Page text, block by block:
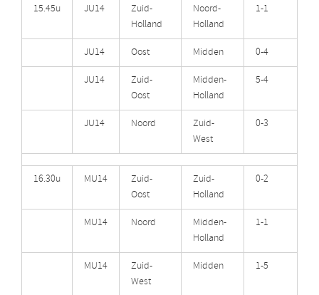
15.45u JU14
Zuid-
Holland
Noord-
Holland
1-1
JU14 Oost Midden 0-4
JU14
Zuid-
Oost
Midden-
Holland
5-4
JU14 Noord
Zuid-
West
0-3
16.30u MU14
Zuid-
Oost
Zuid-
Holland
0-2
MU14 Noord
Midden-
Holland
1-1
MU14
Zuid-
West
Midden 1-5